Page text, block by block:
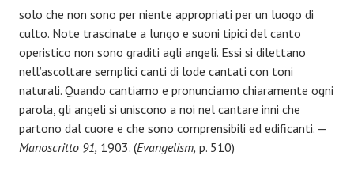
solo che non sono per niente appropriati per un luogo di
culto. Note trascinate a lungo e suoni tipici del canto
operistico non sono graditi agli angeli. Essi si dilettano
nell’ascoltare semplici canti di lode cantati con toni
naturali. Quando cantiamo e pronunciamo chiaramente ogni
parola, gli angeli si uniscono a noi nel cantare inni che
partono dal cuore e che sono comprensibili ed edificanti. —
Manoscritto 91, 1903. (Evangelism, p. 510)